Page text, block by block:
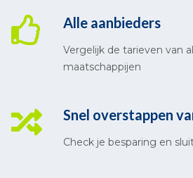
Alle aanbieders
Vergelijk de tarieven van
maatschappijen
Snel overstappen
Check je besparing en